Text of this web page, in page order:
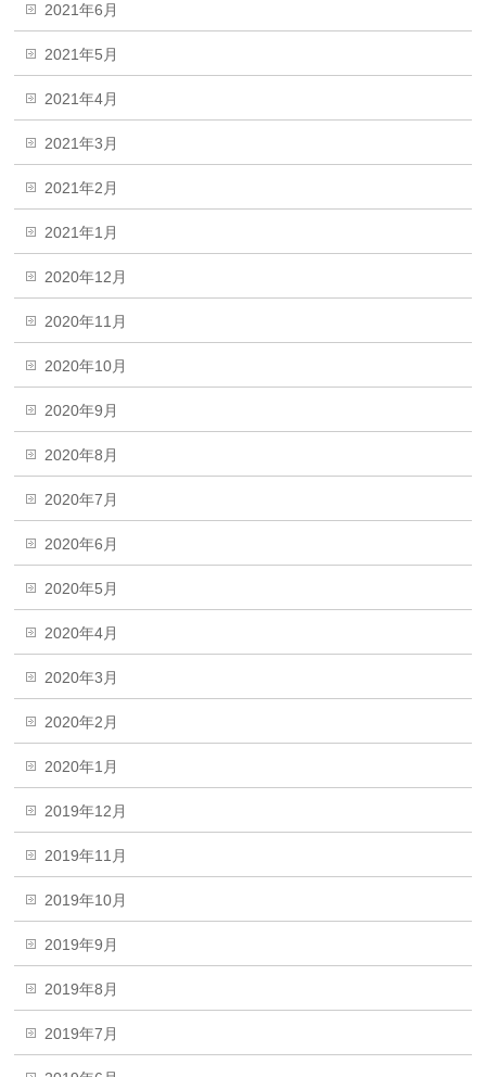
2021年6月
2021年5月
2021年4月
2021年3月
2021年2月
2021年1月
2020年12月
2020年11月
2020年10月
2020年9月
2020年8月
2020年7月
2020年6月
2020年5月
2020年4月
2020年3月
2020年2月
2020年1月
2019年12月
2019年11月
2019年10月
2019年9月
2019年8月
2019年7月